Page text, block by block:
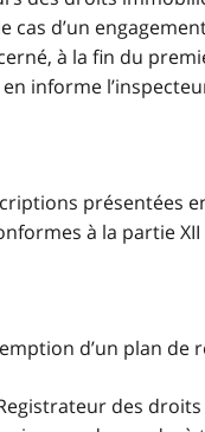
cas d’un
à la fin du
informe
présentées
à la partie
d’un plan
des